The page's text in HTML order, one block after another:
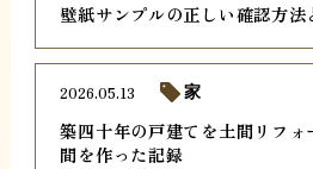
壁紙サンプルの正しい確認方法
築四十年の戸建てを土間リフォ
間を作った記録
2026.05.13 家